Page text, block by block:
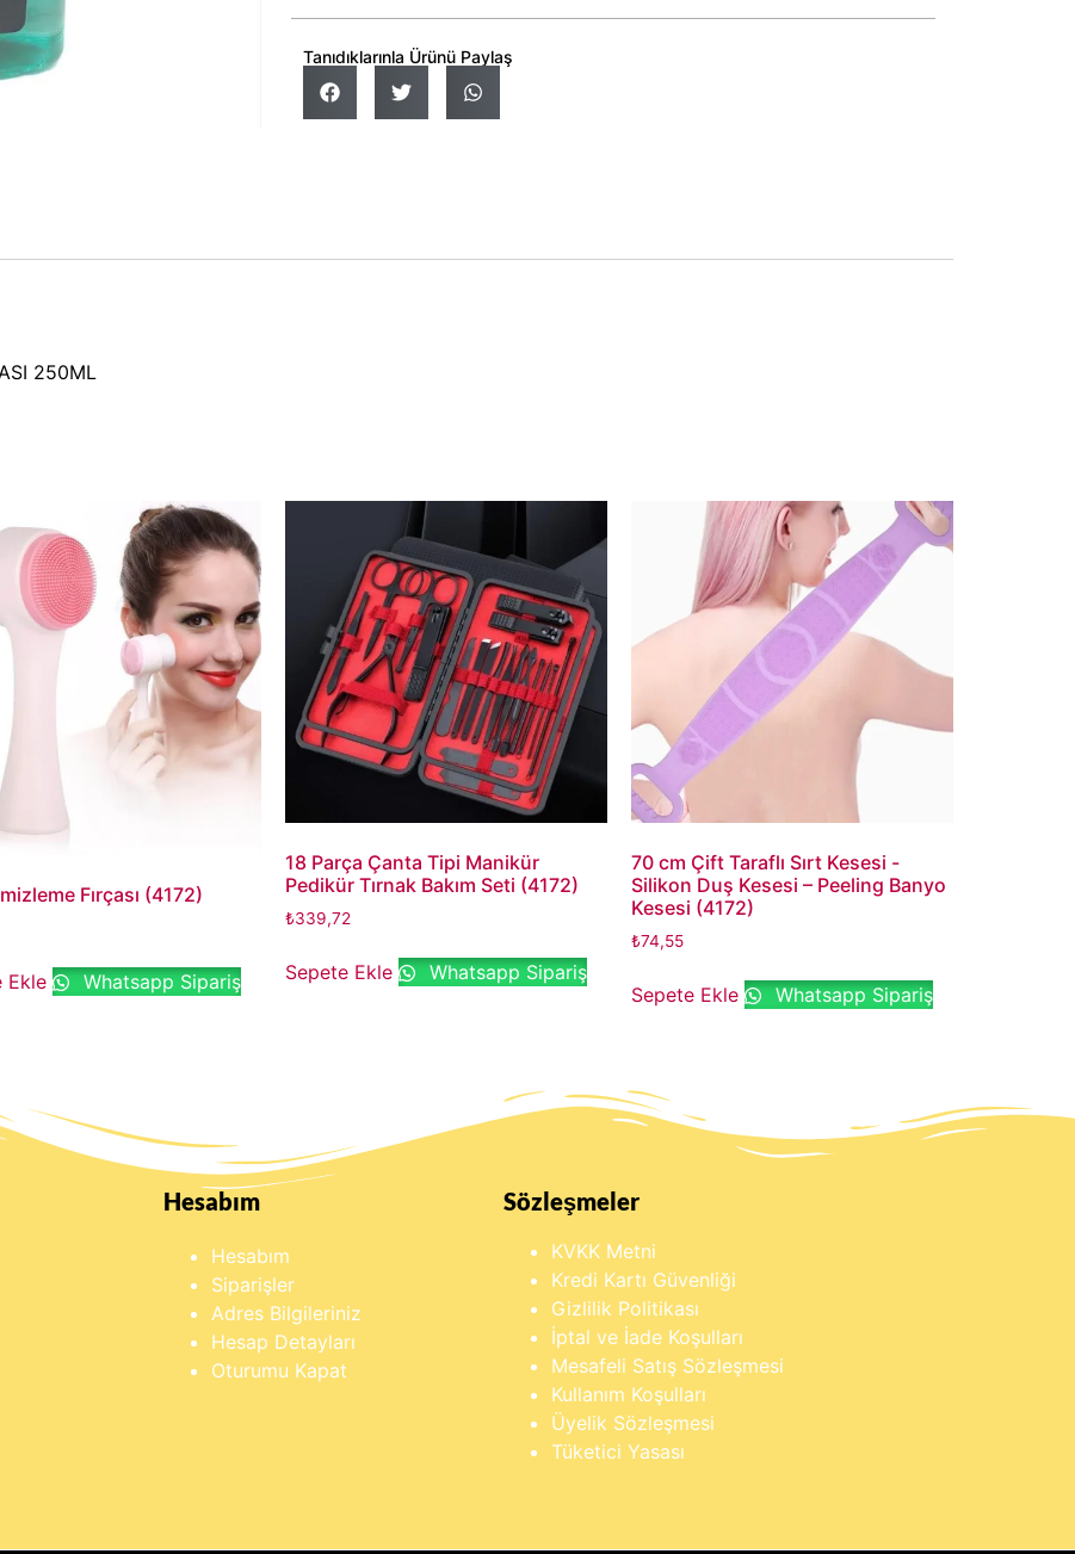
Tanıdıklarınla Ürünü Paylaş
250ML
Fırçası (4172)
Ekle Whatsapp Sipariş
18 Parça Çanta Tipi Manikür
Pedikür Tırnak Bakım Seti (4172)
₺339,72
Sepete Ekle Whatsapp Sipariş
70 cm Çift Taraflı Sırt Kesesi -
Silikon Duş Kesesi – Peeling Banyo
Kesesi (4172)
₺74,55
Sepete Ekle Whatsapp Sipariş
Hesabım
Hesabım
Siparişler
Adres Bilgileriniz
Hesap Detayları
Oturumu Kapat
Sözleşmeler
KVKK Metni
Kredi Kartı Güvenliği
Gizlilik Politikası
İptal ve İade Koşulları
Mesafeli Satış Sözleşmesi
Kullanım Koşulları
Üyelik Sözleşmesi
Tüketici Yasası